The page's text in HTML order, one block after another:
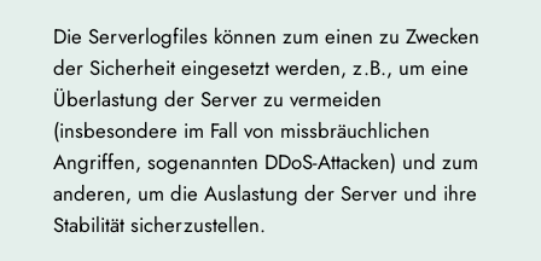
Die Serverlogfiles können zum einen zu Zwecken
der Sicherheit eingesetzt werden, z.B., um eine
Überlastung der Server zu vermeiden
(insbesondere im Fall von missbräuchlichen
Angriffen, sogenannten DDoS-Attacken) und zum
anderen, um die Auslastung der Server und ihre
Stabilität sicherzustellen.